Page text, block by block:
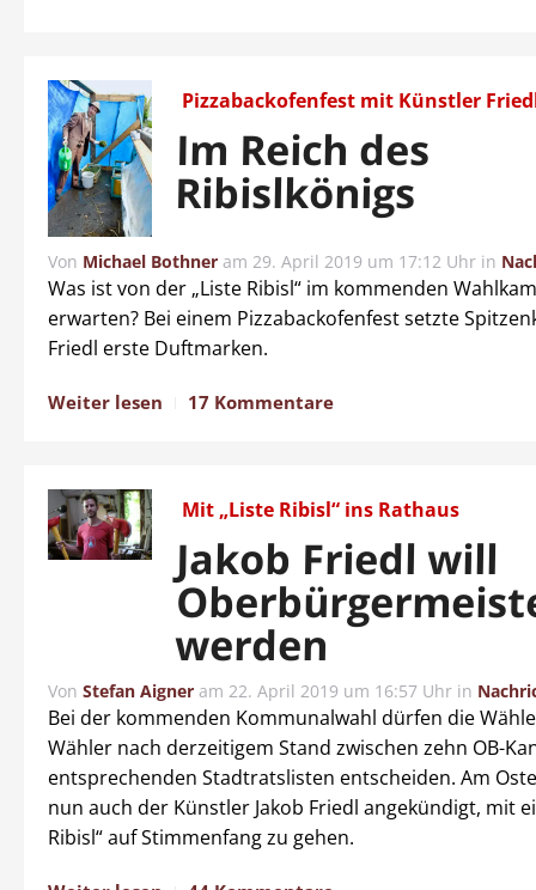
Pizzabackofenfest mit Künstler
Im Reich des
Ribislkönigs
Von Michael Bothner am 29. April 2019 um 17:12 Uhr in
Was ist von der „Liste Ribisl“ im kommenden
erwarten? Bei einem Pizzabackofenfest setzte
Friedl erste Duftmarken.
Weiter lesen 17 Kommentare
Mit „Liste Ribisl“ ins Rathaus
Jakob Friedl will
werden
Von Stefan Aigner am 22. April 2019 um 16:57 Uhr in
Bei der kommenden Kommunalwahl dürfen die
Wähler nach derzeitigem Stand zwischen zehn OB-
entsprechenden Stadtratslisten entscheiden. Am
nun auch der Künstler Jakob Friedl angekündigt, mit
Ribisl“ auf Stimmenfang zu gehen.